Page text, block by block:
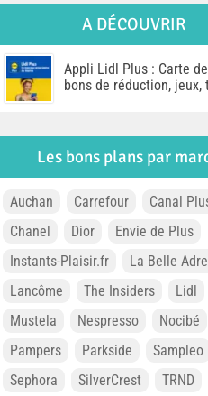
A DÉCOUVRIR
Appli Lidl Plus : Carte
bons de réduction, jeux,
Les bons plans par
Auchan Carrefour
Canal
Chanel
Dior
Envie de Plus
Instants-Plaisir.fr
La Belle
Lancôme
The Insiders
Lidl
Mustela
Nespresso
Nocibé
Pampers
Parkside
Sampleo
Sephora
SilverCrest
TRND